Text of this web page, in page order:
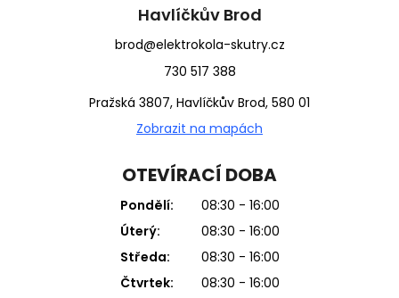
Havlíčkův Brod
brod@elektrokola-skutry.cz
730 517 388
Pražská 3807, Havlíčkův Brod, 580 01
Zobrazit na mapách
OTEVÍRACÍ DOBA
Pondělí:
08:30 - 16:00
Úterý:
08:30 - 16:00
Středa:
08:30 - 16:00
Čtvrtek:
08:30 - 16:00